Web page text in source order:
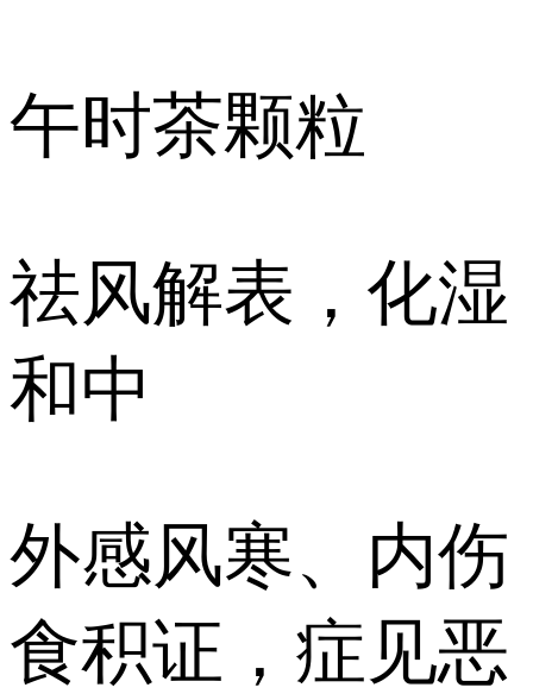
午时茶颗粒
祛风解表，化湿
和中
外感风寒、内伤
食积证，症见恶